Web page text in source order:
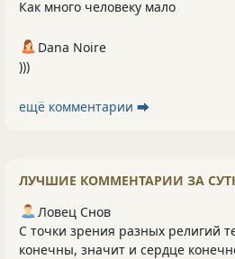
Как много человеку мало
Dana Noire
)))
ещё комментарии ⮕
ЛУЧШИЕ КОММЕНТАРИИ ЗА
Ловец Снов
С точки зрения разных религий
конечны, значит и сердце